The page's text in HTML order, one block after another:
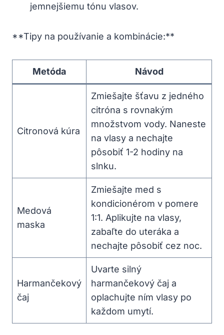
jemnejšiemu tónu vlasov.
**Tipy na používanie a kombinácie:**
Metóda Návod
Citronová kúra
Zmiešajte šťavu z jedného
citróna s rovnakým
množstvom vody. Naneste
na vlasy a nechajte
pôsobiť 1-2 hodiny na
slnku.
Medová
maska
Zmiešajte med s
kondicionérom v pomere
1:1. Aplikujte na vlasy,
zabaľte do uteráka a
nechajte pôsobiť cez noc.
Harmančekový
čaj
Uvarte silný
harmančekový čaj a
oplachujte ním vlasy po
každom umytí.